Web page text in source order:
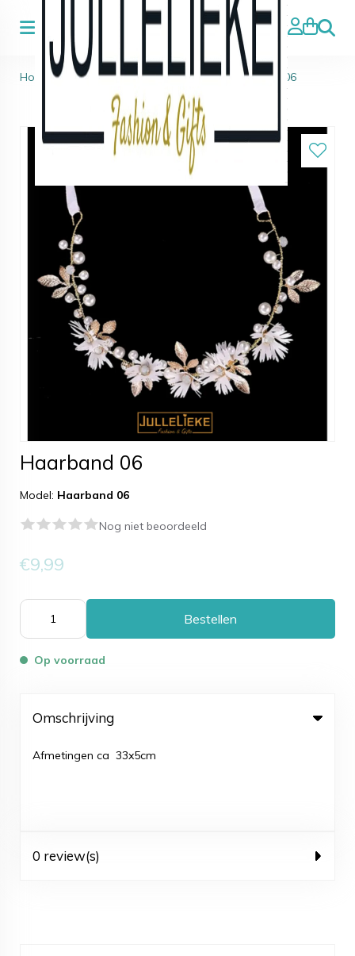
Zoeken
Home > Accessoires haar & sieraden>Haarband 06
Haarband 06
Model: Haarband 06
Nog niet beoordeeld
€9,99
Bestellen
Op voorraad
Omschrijving
Afmetingen ca 33x5cm
0 review(s)